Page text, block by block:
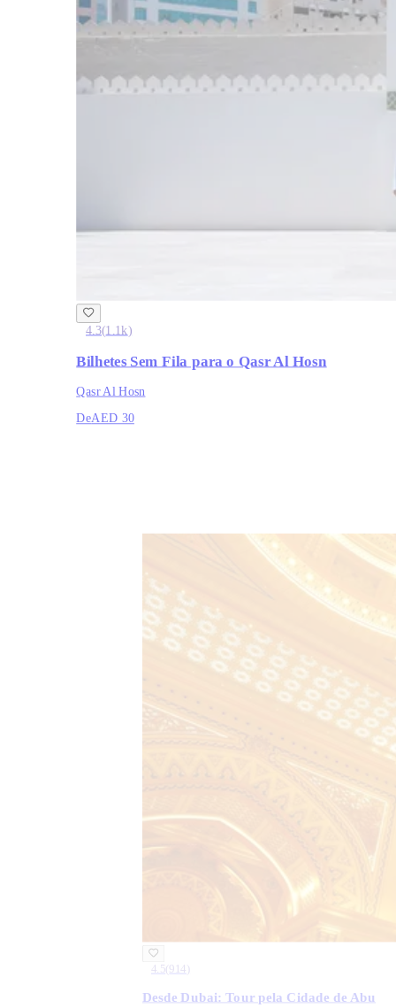
4.3(1.1k)
Bilhetes Sem Fila para o Qasr Al Hosn
Qasr Al Hosn
DeAED 30
4.5( 914 )
Desde Dubai: Tour pela Cidade de Abu